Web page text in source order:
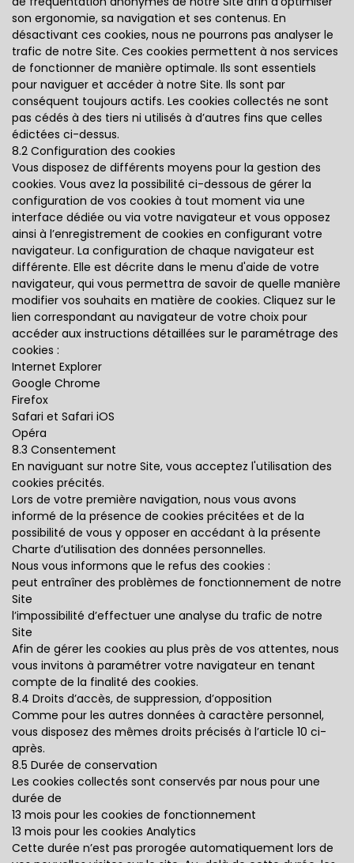
son ergonomie, sa navigation et ses contenus. En
désactivant ces cookies, nous ne pourrons pas analyser le
trafic de notre Site. Ces cookies permettent à nos services
de fonctionner de manière optimale. Ils sont essentiels
pour naviguer et accéder à notre Site. Ils sont par
conséquent toujours actifs. Les cookies collectés ne sont
pas cédés à des tiers ni utilisés à d’autres fins que celles
édictées ci-dessus.
8.2 Configuration des cookies
Vous disposez de différents moyens pour la gestion des
cookies. Vous avez la possibilité ci-dessous de gérer la
configuration de vos cookies à tout moment via une
interface dédiée ou via votre navigateur et vous opposez
ainsi à l’enregistrement de cookies en configurant votre
navigateur. La configuration de chaque navigateur est
différente. Elle est décrite dans le menu d'aide de votre
navigateur, qui vous permettra de savoir de quelle manière
modifier vos souhaits en matière de cookies. Cliquez sur le
lien correspondant au navigateur de votre choix pour
accéder aux instructions détaillées sur le paramétrage des
cookies :
Internet Explorer
Google Chrome
Firefox
Safari et Safari iOS
Opéra
8.3 Consentement
En naviguant sur notre Site, vous acceptez l'utilisation des
cookies précités.
Lors de votre première navigation, nous vous avons
informé de la présence de cookies précitées et de la
possibilité de vous y opposer en accédant à la présente
Charte d’utilisation des données personnelles.
Nous vous informons que le refus des cookies :
peut entraîner des problèmes de fonctionnement de notre
Site
l’impossibilité d’effectuer une analyse du trafic de notre
Site
Afin de gérer les cookies au plus près de vos attentes, nous
vous invitons à paramétrer votre navigateur en tenant
compte de la finalité des cookies.
8.4 Droits d’accès, de suppression, d’opposition
Comme pour les autres données à caractère personnel,
vous disposez des mêmes droits précisés à l’article 10 ci-
après.
8.5 Durée de conservation
Les cookies collectés sont conservés par nous pour une
durée de
13 mois pour les cookies de fonctionnement
13 mois pour les cookies Analytics
Cette durée n’est pas prorogée automatiquement lors de